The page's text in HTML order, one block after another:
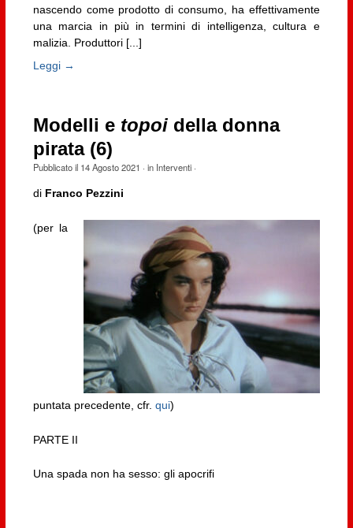
nascendo come prodotto di consumo, ha effettivamente
una marcia in più in termini di intelligenza, cultura e
malizia. Produttori [...]
Leggi →
Modelli e topoidella donna
pirata (6)
Pubblicato il 14 Agosto 2021 · in Interventi·
di Franco Pezzini
(per la
puntata precedente, cfr. qui)
PARTE II
Una spada non ha sesso: gli apocrifi